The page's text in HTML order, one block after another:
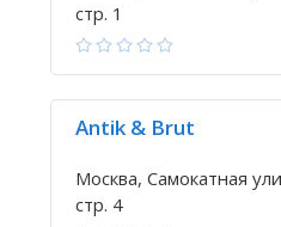
стр. 1
Antik & Brut
Москва, Самокатная
стр. 4